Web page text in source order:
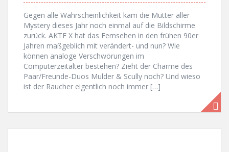
Gegen alle Wahrscheinlichkeit kam die Mutter aller
Mystery dieses Jahr noch einmal auf die Bildschirme
zurück. AKTE X hat das Fernsehen in den frühen 90er
Jahren maßgeblich mit verändert- und nun? Wie
können analoge Verschwörungen im
Computerzeitalter bestehen? Zieht der Charme des
Paar/Freunde-Duos Mulder & Scully noch? Und wieso
ist der Raucher eigentlich noch immer […]